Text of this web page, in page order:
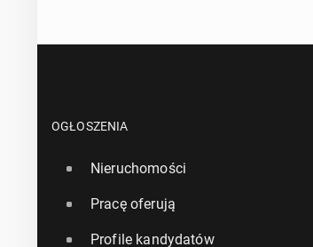
OGŁOSZENIA
Nieruchomości
Pracę oferują
Profile kandydatów